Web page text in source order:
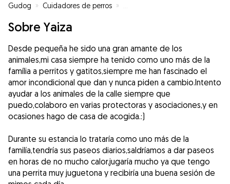
Gudog » Cuidadores de perros »
Sobre Yaiza
Desde pequeña he sido una gran amante de los
animales,mi casa siempre ha tenido como uno más de la
família a perritos y gatitos,siempre me han fascinado el
amor incondicional que dan y nunca piden a cambio.Intento
ayudar a los animales de la calle siempre que
puedo,colaboro en varias protectoras y asociaciones,y en
ocasiones hago de casa de acogida.:)
Durante su estancia lo trataría como uno más de la
familía,tendría sus paseos diarios,saldríamos a dar paseos
en horas de no mucho calor,jugaría mucho ya que tengo
una perrita muy juguetona y recibiría una buena sesión de